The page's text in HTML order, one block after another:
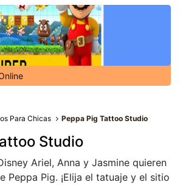
Para Chicas Peppa Pig Tattoo Studio
Studio
Ariel, Anna y Jasmine quieren
Peppa Pig. ¡Elija el tatuaje y el sitio